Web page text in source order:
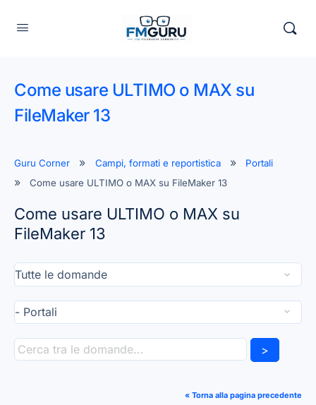
Come usare ULTIMO o MAX su
FileMaker 13
Guru Corner Campi, formati e reportistica
Portali
Come usare ULTIMO o MAX su FileMaker 13
Come usare ULTIMO o MAX su
FileMaker 13
>
« Torna alla pagina precedente